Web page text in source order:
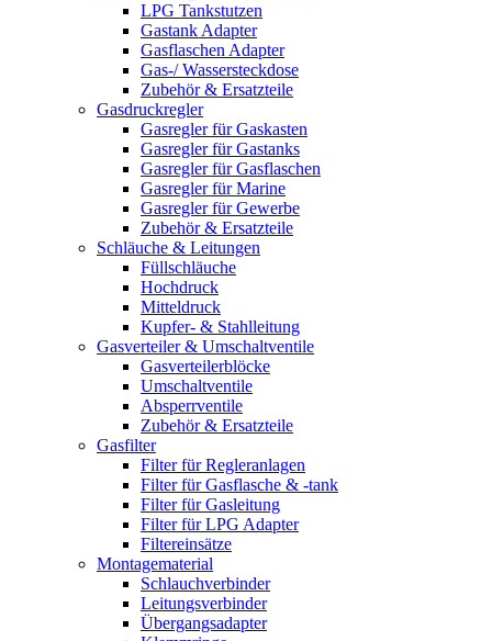
LPG Tankstutzen
Gastank Adapter
Gasflaschen Adapter
Gas-/ Wassersteckdose
Zubehör & Ersatzteile
Gasdruckregler
Gasregler für Gaskasten
Gasregler für Gastanks
Gasregler für Gasflaschen
Gasregler für Marine
Gasregler für Gewerbe
Zubehör & Ersatzteile
Schläuche & Leitungen
Füllschläuche
Hochdruck
Mitteldruck
Kupfer- & Stahlleitung
Gasverteiler & Umschaltventile
Gasverteilerblöcke
Umschaltventile
Absperrventile
Zubehör & Ersatzteile
Gasfilter
Filter für Regleranlagen
Filter für Gasflasche & -tank
Filter für Gasleitung
Filter für LPG Adapter
Filtereinsätze
Montagematerial
Schlauchverbinder
Leitungsverbinder
Übergangsadapter